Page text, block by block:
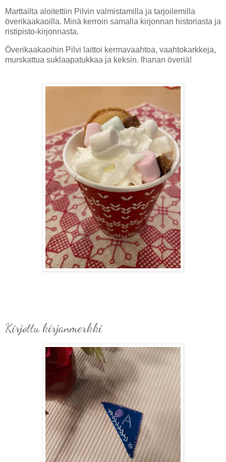
Marttailta aloitettiin Pilvin valmistamilla ja tarjoilemilla
överikaakaoilla. Minä kerroin samalla kirjonnan historiasta ja
ristipisto-kirjonnasta.
Överikaakaoihin Pilvi laittoi kermavaahtoa, vaahtokarkkeja,
murskattua suklaapatukkaa ja keksin. Ihanan överiä!
Kirjottu kirjanmerkki